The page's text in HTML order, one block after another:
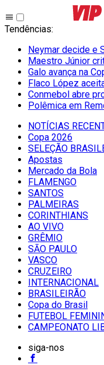
Tendências:
Neymar decide e
Maestro Júnior
Galo avança na
Flaco López
Conmebol abre
Polêmica em
NOTÍCIAS
Copa 2026
SELEÇÃO
Apostas
Mercado da Bola
FLAMENGO
SANTOS
PALMEIRAS
CORINTHIANS
AO VIVO
GRÊMIO
SĀO PAULO
VASCO
CRUZEIRO
INTERNACIONAL
BRASILEIRÃO
Copa do Brasil
FUTEBOL
CAMPEONATO
siga-nos